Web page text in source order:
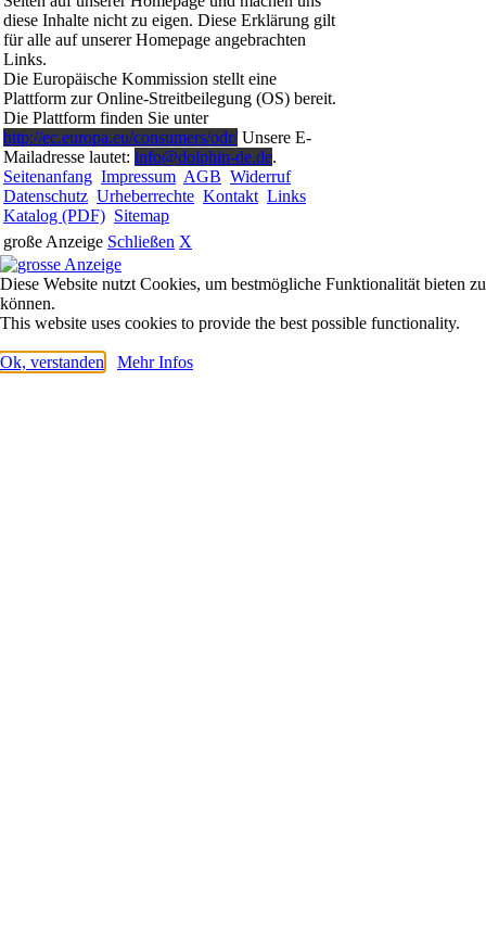
diese Inhalte nicht zu eigen. Diese Erklärung gilt
für alle auf unserer Homepage angebrachten
Links.
Die Europäische Kommission stellt eine
Plattform zur Online-Streitbeilegung (OS) bereit.
Die Plattform finden Sie unter
http://ec.europa.eu/consumers/odr/Unsere E-
Mailadresse lautet: info@dolphin-de.de.
Seitenanfang Impressum AGB Widerruf
Datenschutz Urheberrechte Kontakt Links
Katalog (PDF) Sitemap
große Anzeige Schließen X
Diese Website nutzt Cookies, um bestmögliche Funktionalität bieten zu
können.
This website uses cookies to provide the best possible functionality.
Ok, verstanden Mehr Infos